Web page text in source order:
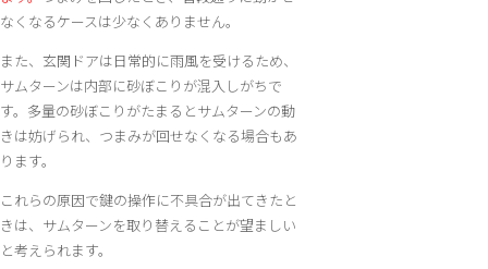
なくなるケースは少なくありません。
また、玄関ドアは日常的に雨風を受けるため、
サムターンは内部に砂ぼこりが混入しがちで
す。多量の砂ぼこりがたまるとサムターンの動
きは妨げられ、つまみが回せなくなる場合もあ
ります。
これらの原因で鍵の操作に不具合が出てきたと
きは、サムターンを取り替えることが望ましい
と考えられます。